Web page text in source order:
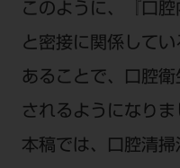
このように、『口腔
と密接に関係して
あることで、口腔
されるようになりま
本稿では、口腔清
歯科医療従事者専
ディーラー様にお
企業情報